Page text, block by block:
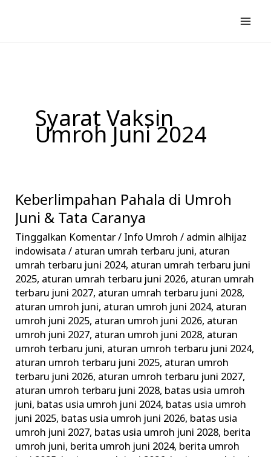
konten
Syarat Vaksin
Umroh Juni 2024
Keberlimpahan Pahala di Umroh
Juni & Tata Caranya
Tinggalkan Komentar/ Info Umroh / admin alhijaz
indowisata/ aturan umrah terbaru juni, aturan
umrah terbaru juni 2024, aturan umrah terbaru juni
2025, aturan umrah terbaru juni 2026, aturan umrah
terbaru juni 2027, aturan umrah terbaru juni 2028,
aturan umroh juni, aturan umroh juni 2024, aturan
umroh juni 2025, aturan umroh juni 2026, aturan
umroh juni 2027, aturan umroh juni 2028, aturan
umroh terbaru juni, aturan umroh terbaru juni 2024,
aturan umroh terbaru juni 2025, aturan umroh
terbaru juni 2026, aturan umroh terbaru juni 2027,
aturan umroh terbaru juni 2028, batas usia umroh
juni, batas usia umroh juni 2024, batas usia umroh
juni 2025, batas usia umroh juni 2026, batas usia
umroh juni 2027, batas usia umroh juni 2028, berita
umroh juni, berita umroh juni 2024, berita umroh
Keberlimpahan
Pahala
di
Umroh
Juni
&
Tata
Caranya